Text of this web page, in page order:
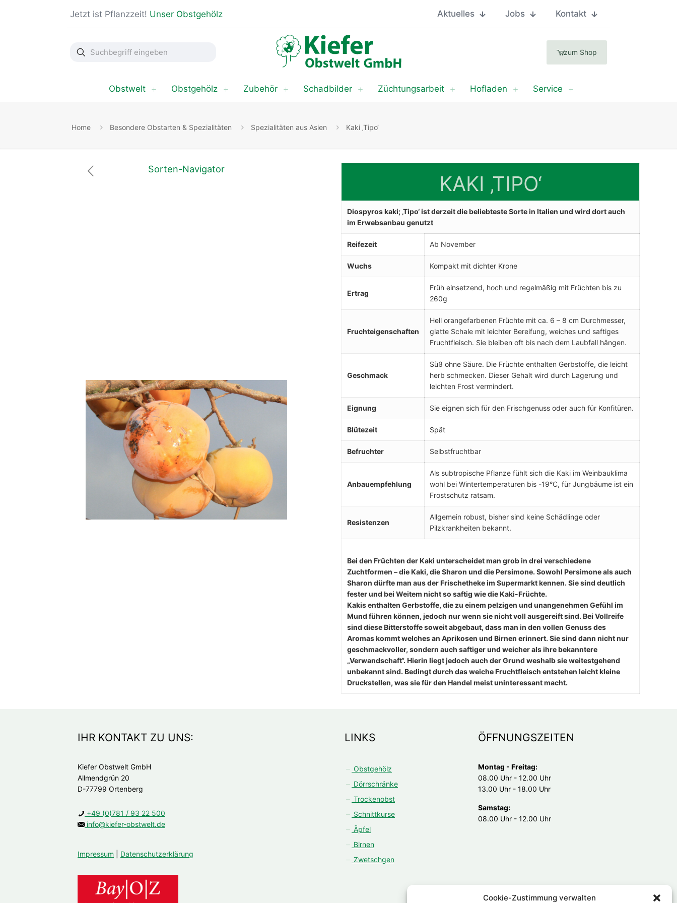
Cookie-Zustimmung verwalten
Jetzt ist Pflanzzeit! Unser Obstgehölz Aktuelles Jobs Kontakt
Suchbegriff
eingeben
zum Shop
Obstwelt Obstgehölz Zubehör Schadbilder Züchtungsarbeit Hofladen Service
Home Besondere Obstarten & Spezialitäten Spezialitäten aus Asien Kaki ‚Tipo‘
Sorten-Navigator
KAKI ‚TIPO‘
Diospyros kaki; ‚Tipo‘ ist derzeit die beliebteste Sorte in Italien und wird dort auch
im Erwebsanbau genutzt
Reifezeit Ab November
Wuchs Kompakt mit dichter Krone
Ertrag
Früh einsetzend, hoch und regelmäßig mit Früchten bis zu
260g
Fruchteigenschaften
Hell orangefarbenen Früchte mit ca. 6 – 8 cm Durchmesser,
glatte Schale mit leichter Bereifung, weiches und saftiges
Fruchtfleisch. Sie bleiben oft bis nach dem Laubfall hängen.
Geschmack
Süß ohne Säure. Die Früchte enthalten Gerbstoffe, die leicht
herb schmecken. Dieser Gehalt wird durch Lagerung und
leichten Frost vermindert.
Eignung Sie eignen sich für den Frischgenuss oder auch für Konfitüren.
Blütezeit Spät
Befruchter Selbstfruchtbar
Anbauempfehlung
Als subtropische Pflanze fühlt sich die Kaki im Weinbauklima
wohl bei Wintertemperaturen bis -19°C, für Jungbäume ist ein
Frostschutz ratsam.
Resistenzen
Allgemein robust, bisher sind keine Schädlinge oder
Pilzkrankheiten bekannt.
Bei den Früchten der Kaki unterscheidet man grob in drei verschiedene
Zuchtformen – die Kaki, die Sharon und die Persimone. Sowohl Persimone als auch
Sharon dürfte man aus der Frischetheke im Supermarkt kennen. Sie sind deutlich
fester und bei Weitem nicht so saftig wie die Kaki-Früchte.
Kakis enthalten Gerbstoffe, die zu einem pelzigen und unangenehmen Gefühl im
Mund führen können, jedoch nur wenn sie nicht voll ausgereift sind. Bei Vollreife
sind diese Bitterstoffe soweit abgebaut, dass man in den vollen Genuss des
Aromas kommt welches an Aprikosen und Birnen erinnert. Sie sind dann nicht nur
geschmackvoller, sondern auch saftiger und weicher als ihre bekanntere
„Verwandschaft“. Hierin liegt jedoch auch der Grund weshalb sie weitestgehend
unbekannt sind. Bedingt durch das weiche Fruchtfleisch entstehen leicht kleine
Druckstellen, was sie für den Handel meist uninteressant macht.
IHR KONTAKT ZU UNS:
Kiefer Obstwelt GmbH
Allmendgrün 20
D-77799 Ortenberg
+49 (0)781 / 93 22 500
info@kiefer-obstwelt.de
Impressum Datenschutzerklärung
LINKS
Obstgehölz
Dörrschränke
Trockenobst
Schnittkurse
Äpfel
Birnen
Zwetschgen
ÖFFNUNGSZEITEN
Montag - Freitag:
08.00 Uhr - 12.00 Uhr
13.00 Uhr - 18.00 Uhr
Samstag:
08.00 Uhr - 12.00 Uhr